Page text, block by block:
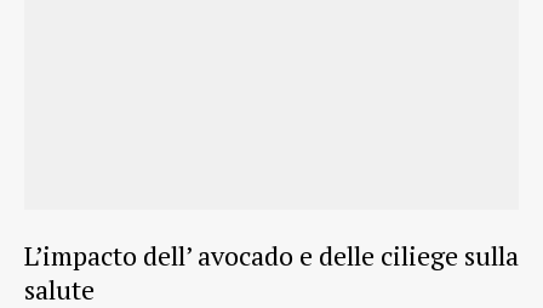
L’impacto dell’ avocado e delle ciliege sulla
salute